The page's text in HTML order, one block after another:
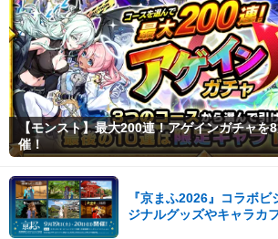
【モンスト】最大200連！アゲインガチャを
催！
『京まふ2026』コラボ
ジナルグッズやキャラカ